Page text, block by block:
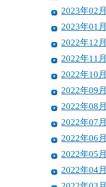
2023年02月
2023年01月
2022年12月
2022年11月
2022年10月
2022年09月
2022年08月
2022年07月
2022年06月
2022年05月
2022年04月